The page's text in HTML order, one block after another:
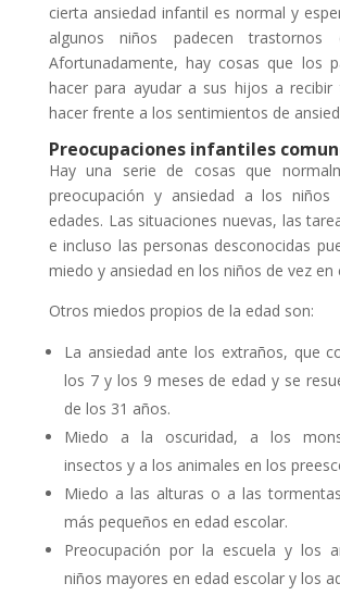
cierta ansiedad infantil es normal y
algunos niños padecen trastornos
Afortunadamente, hay cosas que los
hacer para ayudar a sus hijos a
hacer frente a los sentimientos de
Preocupaciones infantiles
Hay una serie de cosas que
preocupación y ansiedad a los niños
edades. Las situaciones nuevas, las
e incluso las personas desconocidas
miedo y ansiedad en los niños de vez en
Otros miedos propios de la edad son:
La ansiedad ante los extraños, que
los 7 y los 9 meses de edad y se
de los 31 años.
Miedo a la oscuridad, a los
insectos y a los animales en los
Miedo a las alturas o a las
más pequeños en edad escolar.
Preocupación por la escuela y los
niños mayores en edad escolar y los